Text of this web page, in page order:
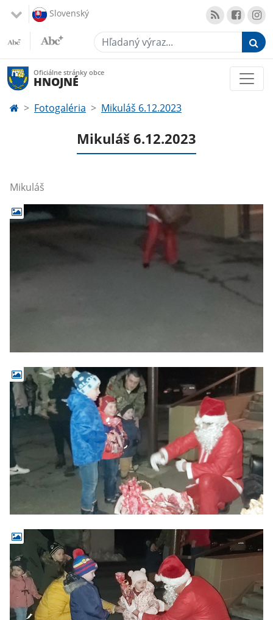
Slovenský
Hľadaný výraz...
Oficiálne stránky obce
HNOJNÉ
Fotogaléria Mikuláš 6.12.2023
Mikuláš 6.12.2023
Mikuláš